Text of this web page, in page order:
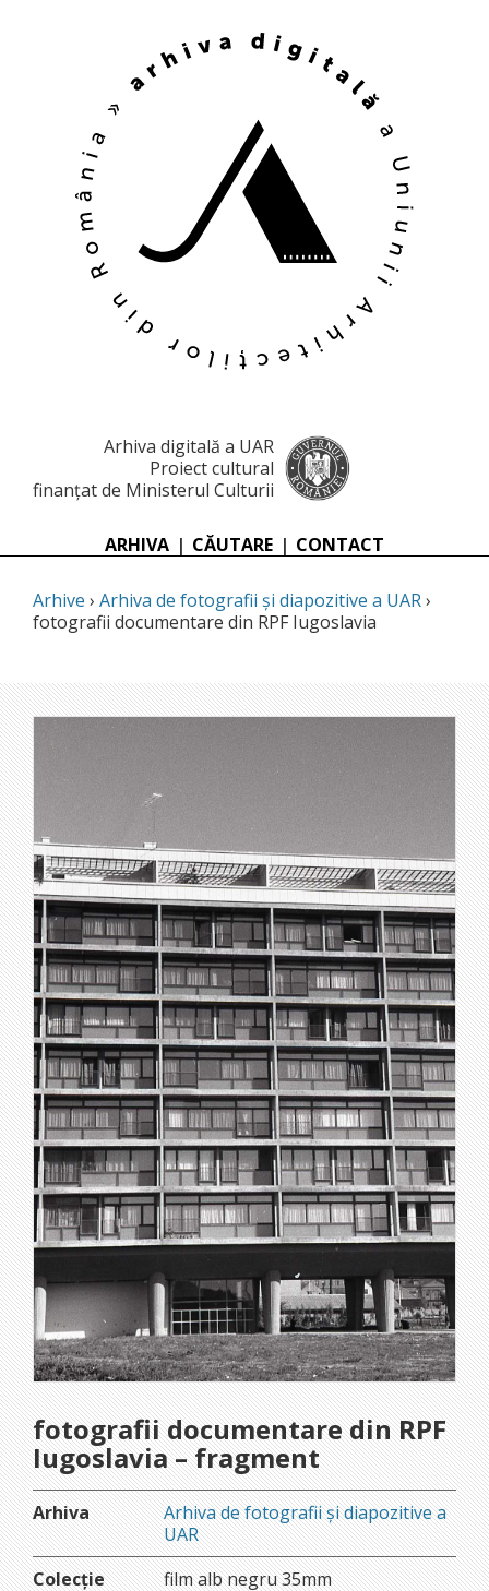
Arhiva digitală a UAR
Proiect cultural
finanțat de Ministerul Culturii
ARHIVA | CĂUTARE | CONTACT
Arhive › Arhiva de fotografii și diapozitive a UAR›
fotografii documentare din RPF Iugoslavia
fotografii documentare din RPF
Iugoslavia – fragment
Arhiva
Arhiva de fotografii și diapozitive a
UAR
Colecție
film alb negru 35mm